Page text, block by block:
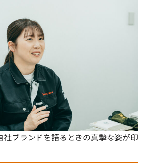
社ブランドを語るときの真摯な姿が印